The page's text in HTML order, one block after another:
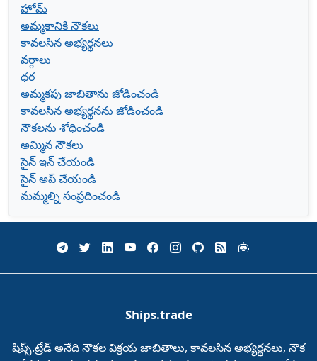
హోమ్
అమ్మకానికి నౌకలు
కావలసిన అభ్యర్థనలు
వర్గాలు
ధర
అమ్మకపు జాబితాను జోడించండి
కావలసిన అభ్యర్థనను జోడించండి
నౌకలను శోధించండి
అమ్మిన నౌకలు
సైన్ ఇన్ చేయండి
సైన్ అప్ చేయండి
మమ్మల్ని సంప్రదించండి
Ships.trade
షిప్స్.ట్రేడ్‌ అనేది నౌకల విక్రయ జాబితాలు, కావలసిన అభ్యర్థనలు, నౌక